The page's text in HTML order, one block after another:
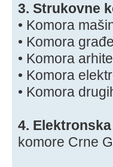
3. Strukovne
• Komora
• Komora
• Komora
• Komora
• Komora
4.
komore Crne